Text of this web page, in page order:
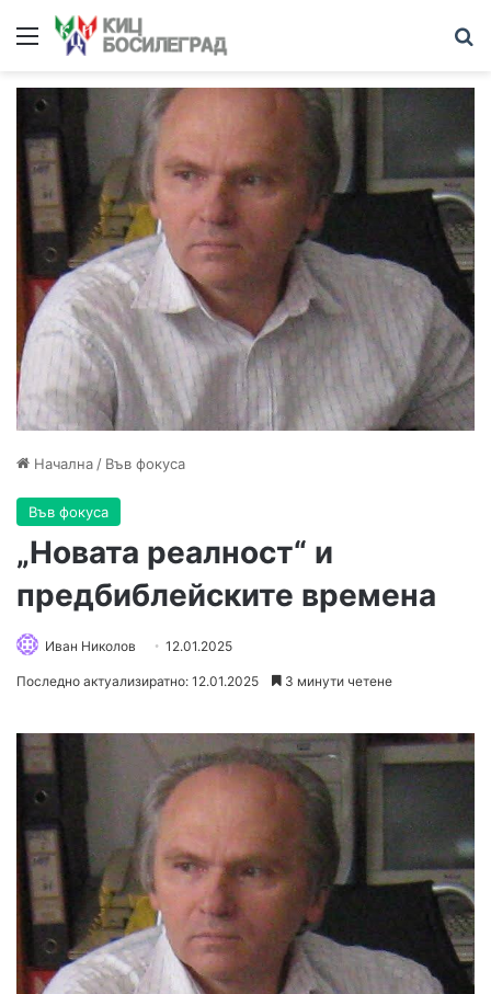
Меню
Начална / Във фокуса
Във фокуса
„Новата реалност“ и
предбиблейските времена
Иван Николов 12.01.2025
Последно актуализиратно: 12.01.2025 3 минути четене